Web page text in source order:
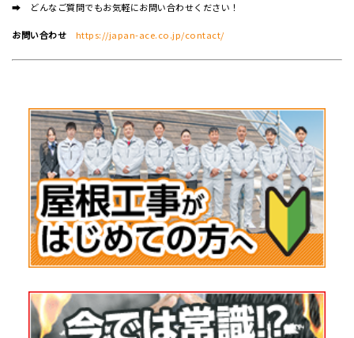
➡ どんなご質問でもお気軽にお問い合わせください！
お問い合わせ https://japan-ace.co.jp/contact/